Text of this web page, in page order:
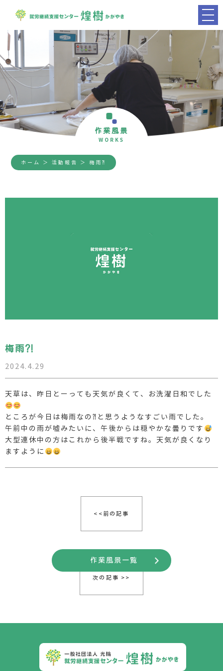
作業風景
WORKS
ホーム ＞ 活動報告 ＞ 梅雨⁈
梅雨⁈
2024.4.29
天草は、昨日とーっても天気が良くて、お洗濯日和でした
ところが今日は梅雨なの⁈と思うようなすごい雨でした。
午前中の雨が嘘みたいに、午後からは穏やかな曇りです
大型連休中の方はこれから後半戦ですね。天気が良くなり
ますように
<<前の記事
作業風景一覧
次の記事 >>